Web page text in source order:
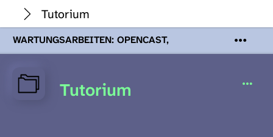
Tutorium
WARTUNGSARBEITEN: OPENCAST,
PODCASTS & TOBIRA
Mi 19. August
Wartungsarbeiten an den Opencast-
Servern werden Ihnen Podcasts,
Tutorium